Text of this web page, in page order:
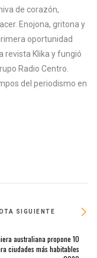
de corazón,
Enojona, gritona y
oportunidad
revista Klika y fungió
Radio Centro.
del periodismo en
SIGUIENTE
australiana propone 10
ciudades más habitables